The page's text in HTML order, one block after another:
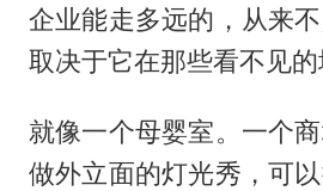
企业能走多远的，从来
取决于它在那些看不见的
就像一个母婴室。一个
做外立面的灯光秀，可